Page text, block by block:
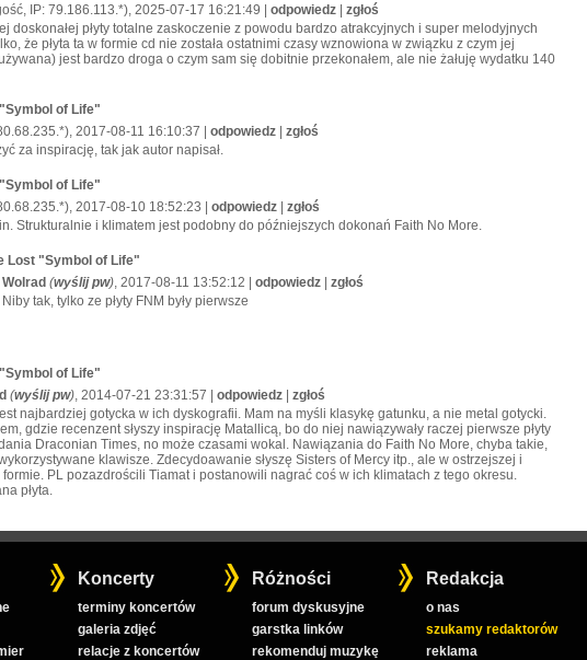
IP: 79.186.113.*), 2025-07-17 16:21:49 | odpowiedz | zgłoś
doskonałej płyty totalne zaskoczenie z powodu bardzo atrakcyjnych i super melodyjnych
że płyta ta w formie cd nie została ostatnimi czasy wznowiona w związku z czym jej
jest bardzo droga o czym sam się dobitnie przekonałem, ale nie żałuję wydatku 140
of Life"
2017-08-11 16:10:37 | odpowiedz | zgłoś
za inspirację, tak jak autor napisał.
of Life"
2017-08-10 18:52:23 | odpowiedz | zgłoś
Strukturalnie i klimatem jest podobny do późniejszych dokonań Faith No More.
Lost "Symbol of Life"
Wolrad (wyślij pw), 2017-08-11 13:52:12 | odpowiedz | zgłoś
Niby tak, tylko ze płyty FNM były pierwsze
of Life"
(wyślij pw), 2014-07-21 23:31:57 | odpowiedz | zgłoś
najbardziej gotycka w ich dyskografii. Mam na myśli klasykę gatunku, a nie metal gotycki.
gdzie recenzent słyszy inspirację Matallicą, bo do niej nawiązywały raczej pierwsze płyty
Draconian Times, no może czasami wokal. Nawiązania do Faith No More, chyba takie,
klawisze. Zdecydoawanie słyszę Sisters of Mercy itp., ale w ostrzejszej i
PL pozazdrościli Tiamat i postanowili nagrać coś w ich klimatach z tego okresu.
płyta.
Koncerty
terminy koncertów
galeria zdjęć
relacje z koncertów
Różności
forum dyskusyjne
garstka linków
rekomenduj muzykę
Redakcja
o nas
szukamy redaktorów
reklama